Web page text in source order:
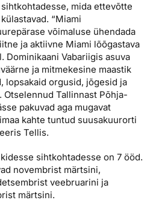
mida ettevõtte
“Miami
võimaluse ühendada
ja aktiivne Miami lõõgastava
Dominikaani Vabariigis asuva
ja mitmekesine maastik
lopsakaid orgusid, jõgesid ja
Tallinnast Põhja-
pakuvad aga mugavat
kahte tuntud suusakuurorti
Tellis.
sihtkohtadesse on 7 ööd.
novembrist märtsini,
veebruarini ja
märtsini.